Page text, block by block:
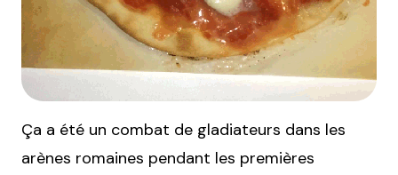
Ça a été un combat de gladiateurs dans les
arènes romaines pendant les premières